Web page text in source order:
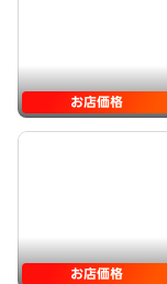
お店価格
お店価格